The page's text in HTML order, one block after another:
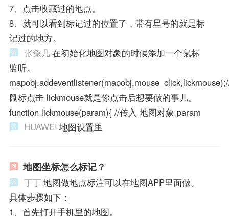
7、点击收藏过的地点。
8、就可以看到标记过的位置了，带有星号的就是标
记过的地方。
张兔几在初始化地图对象的时候添加一个鼠标
监听。
鼠标点击 lickmouse就是你点击后想要做的事儿。
function lickmouse(param){ //传入 地图对象 param
HUAWEI 地图设置里
地图坐标怎么标记？
丁丁 地图做地点标注可以在地图APP里面做。
具体步骤如下：
1、首先打开手机里的地图。